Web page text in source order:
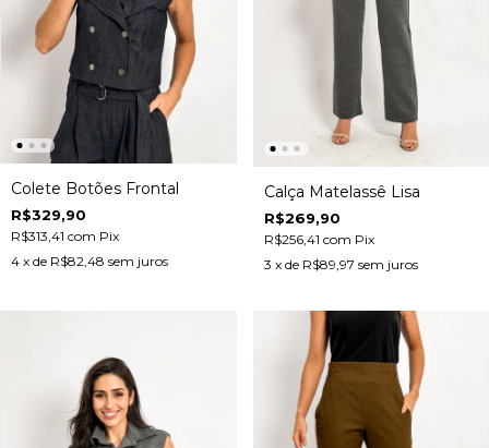
Colete Botões Frontal
R$329,90
R$313,41 com Pix
4 x de R$82,48 sem juros
Calça Matelassê Lisa
R$269,90
R$256,41 com Pix
3 x de R$89,97 sem juros